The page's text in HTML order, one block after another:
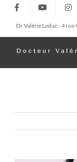
Passer
contenuDr Valérie Leduc - 4 rue